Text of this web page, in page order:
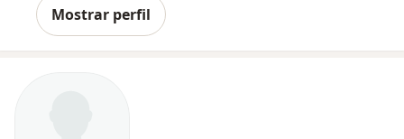
Mostrar perfil